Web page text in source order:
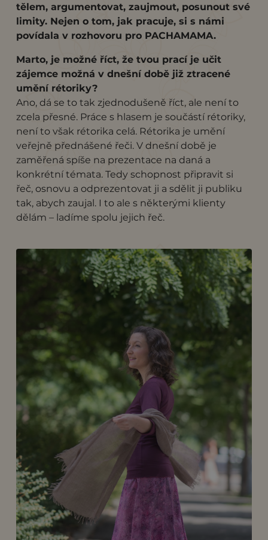
tělem, argumentovat, zaujmout, posunout své
limity. Nejen o tom, jak pracuje, si s námi
povídala v rozhovoru pro PACHAMAMA.
Marto, je možné říct, že tvou prací je učit
zájemce možná v dnešní době již ztracené
umění rétoriky?
Ano, dá se to tak zjednodušeně říct, ale není to
zcela přesné. Práce s hlasem je součástí rétoriky,
není to však rétorika celá. Rétorika je umění
veřejně přednášené řeči. V dnešní době je
zaměřená spíše na prezentace na daná a
konkrétní témata. Tedy schopnost připravit si
řeč, osnovu a odprezentovat ji a sdělit ji publiku
tak, abych zaujal. I to ale s některými klienty
dělám – ladíme spolu jejich řeč.